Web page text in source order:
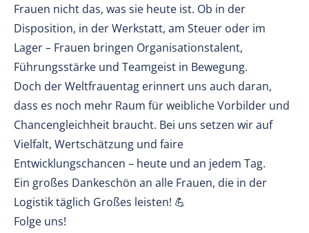
Frauen nicht das, was sie heute ist. Ob in der
Disposition, in der Werkstatt, am Steuer oder im
Lager – Frauen bringen Organisationstalent,
Führungsstärke und Teamgeist in Bewegung.
Doch der Weltfrauentag erinnert uns auch daran,
dass es noch mehr Raum für weibliche Vorbilder und
Chancengleichheit braucht. Bei uns setzen wir auf
Vielfalt, Wertschätzung und faire
Entwicklungschancen – heute und an jedem Tag.
Ein großes Dankeschön an alle Frauen, die in der
Logistik täglich Großes leisten! 💪
Folge uns!